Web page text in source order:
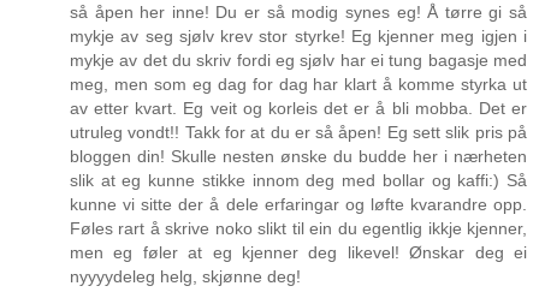
så åpen her inne! Du er så modig synes eg! Å tørre gi så
mykje av seg sjølv krev stor styrke! Eg kjenner meg igjen i
mykje av det du skriv fordi eg sjølv har ei tung bagasje med
meg, men som eg dag for dag har klart å komme styrka ut
av etter kvart. Eg veit og korleis det er å bli mobba. Det er
utruleg vondt!! Takk for at du er så åpen! Eg sett slik pris på
bloggen din! Skulle nesten ønske du budde her i nærheten
slik at eg kunne stikke innom deg med bollar og kaffi:) Så
kunne vi sitte der å dele erfaringar og løfte kvarandre opp.
Føles rart å skrive noko slikt til ein du egentlig ikkje kjenner,
men eg føler at eg kjenner deg likevel! Ønskar deg ei
nyyyydeleg helg, skjønne deg!